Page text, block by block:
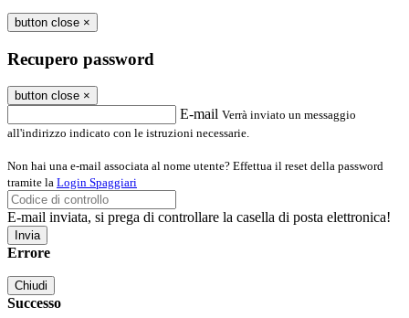
button close ×
Recupero password
button close ×
E-mail Verrà inviato un messaggio
all'indirizzo indicato con le istruzioni necessarie.
Non hai una e-mail associata al nome utente? Effettua il reset della password
tramite la Login Spaggiari
E-mail inviata, si prega di controllare la casella di posta elettronica!
Errore
Chiudi
Successo